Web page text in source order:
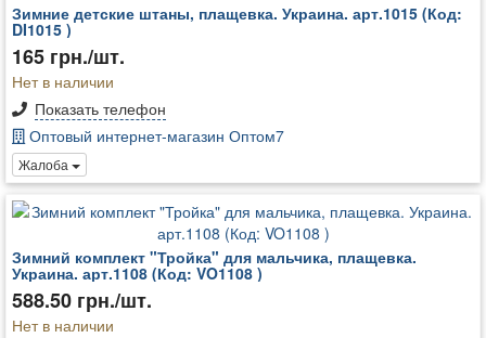
Зимние детские штаны, плащевка. Украина. арт.1015 (Код:
DI1015 )
165 грн./шт.
Нет в наличии
Показать телефон
Оптовый интернет-магазин Оптом7
Жалоба
Зимний комплект "Тройка" для мальчика, плащевка.
Украина. арт.1108 (Код: VO1108 )
588.50 грн./шт.
Нет в наличии